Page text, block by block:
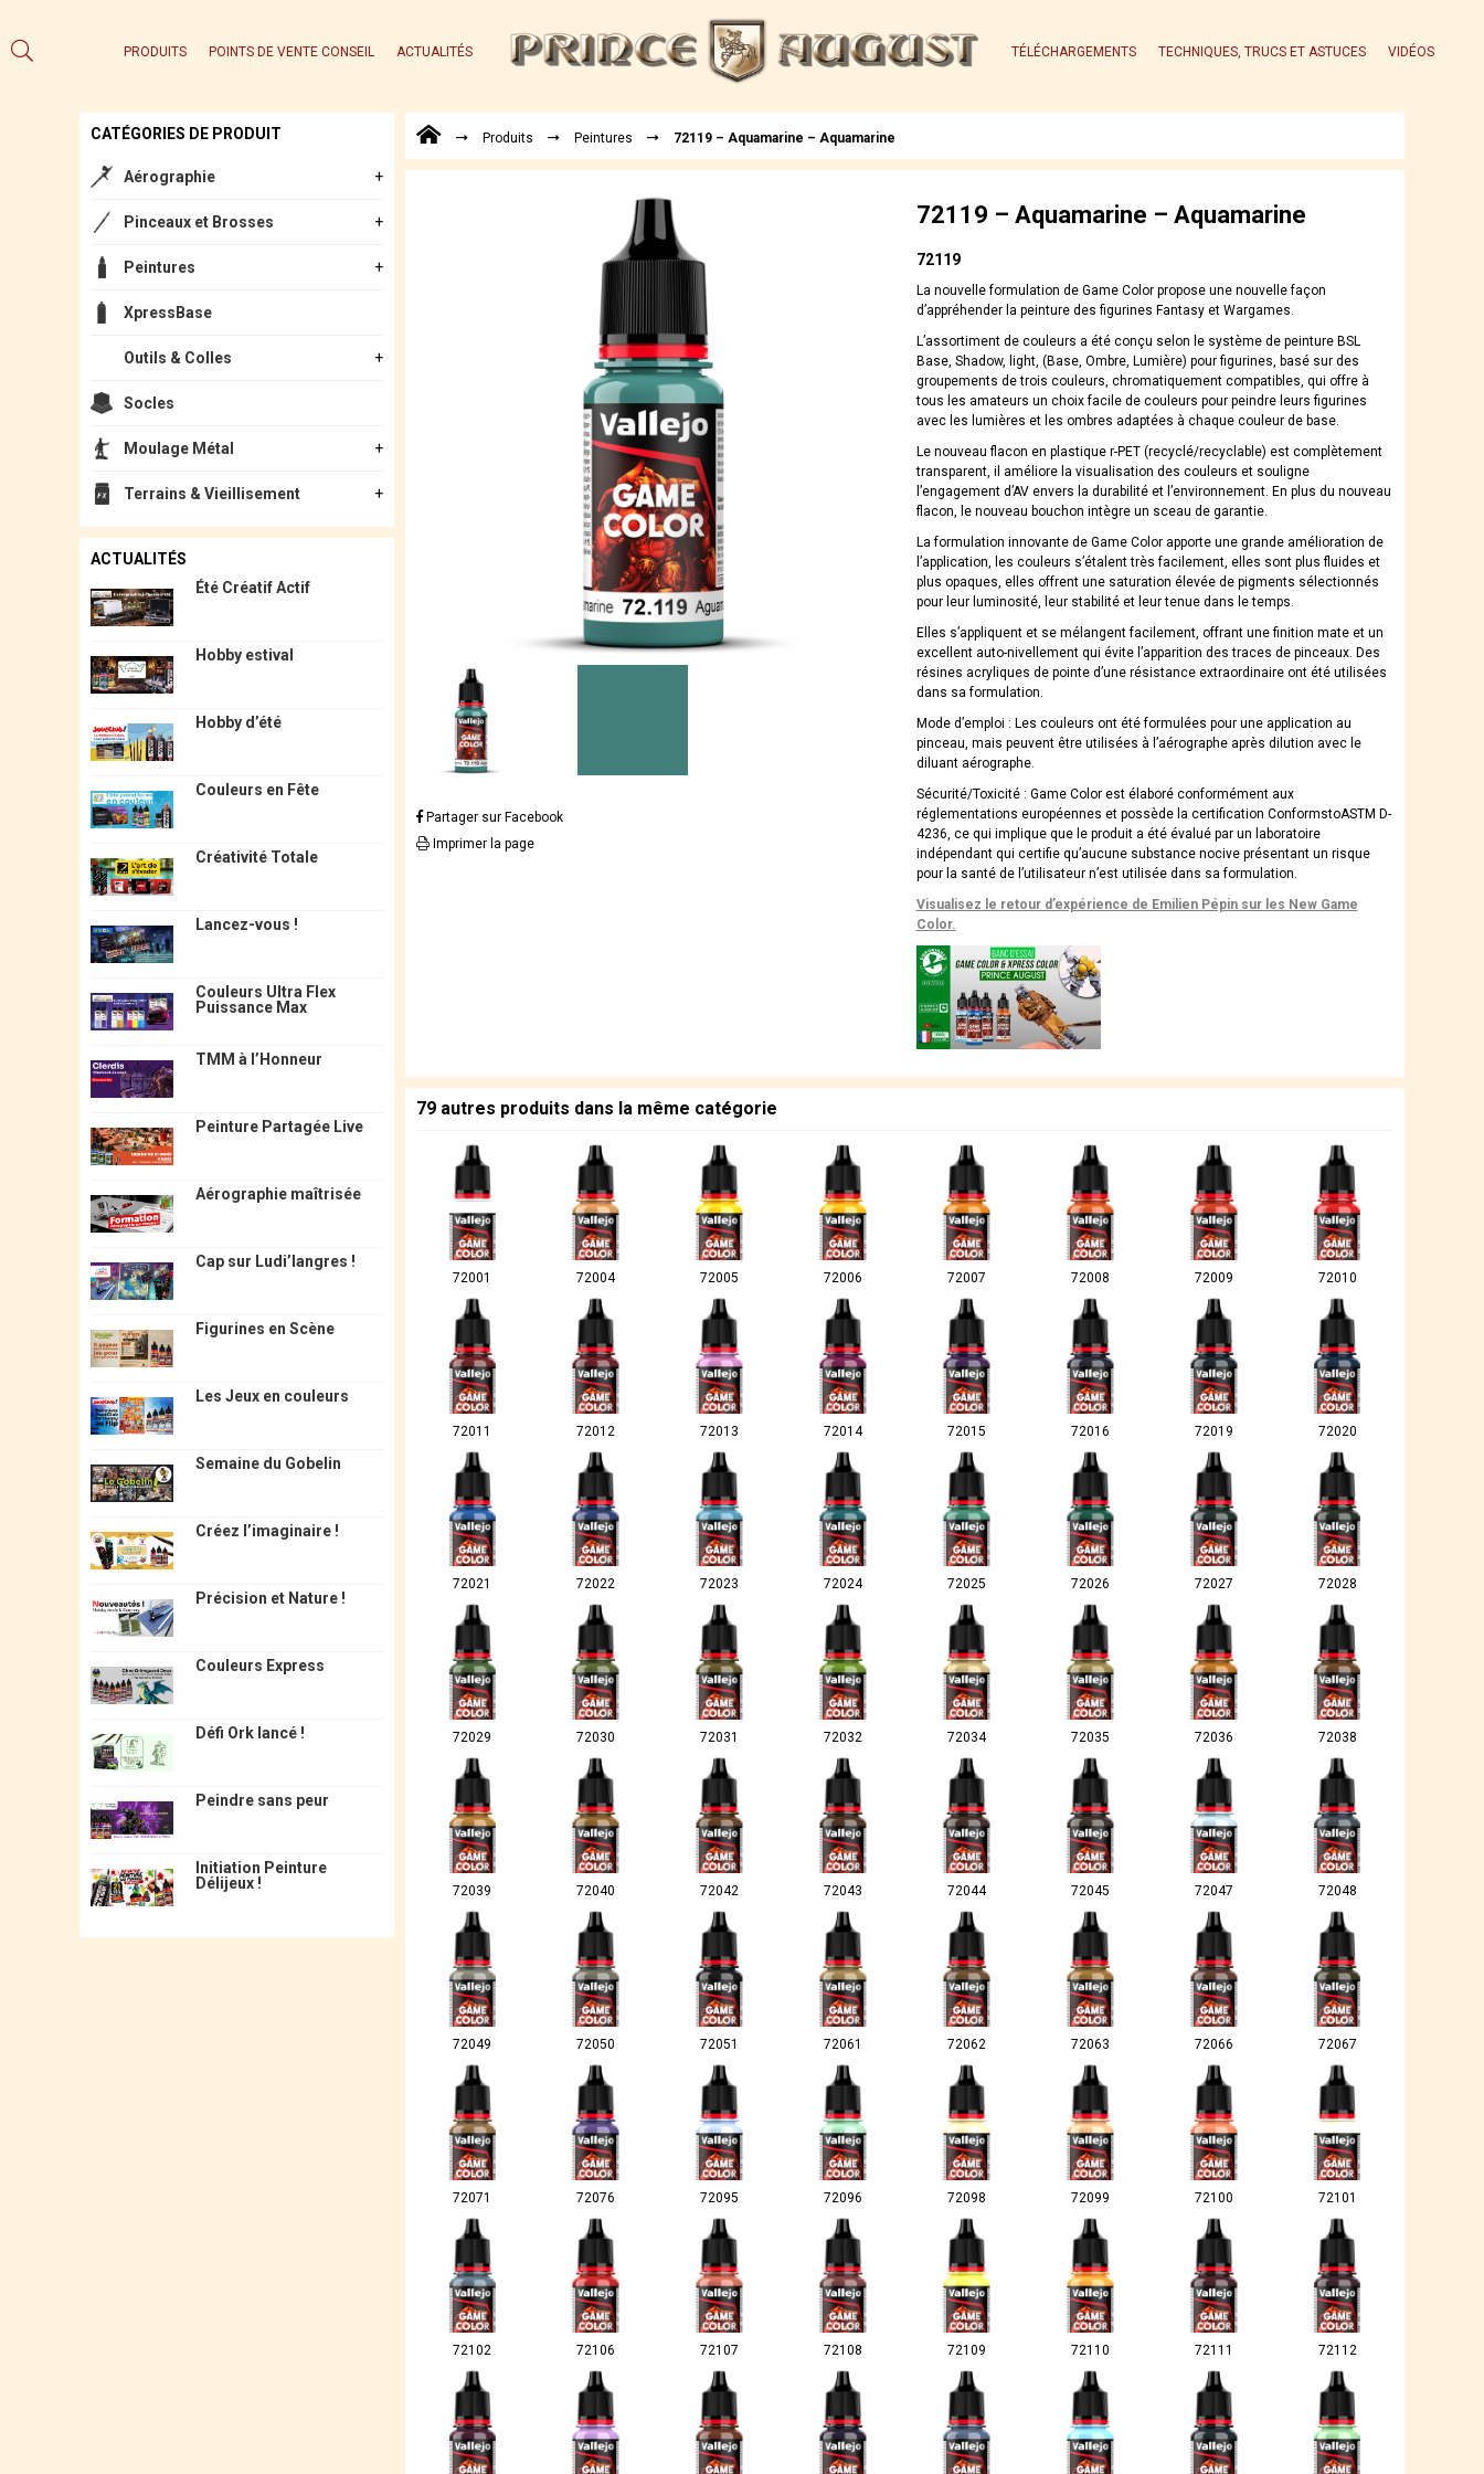
PRODUITS POINTS DE VENTE CONSEIL ACTUALITÉS TÉLÉCHARGEMENTS TECHNIQUES, TRUCS ET ASTUCES VIDÉOS
CATÉGORIES DE PRODUIT
Aérographie
Pinceaux et Brosses
Peintures
XpressBase
Outils & Colles
Socles
Moulage Métal
Terrains & Vieillisement
ACTUALITÉS
Été Créatif Actif
Hobby estival
Hobby d’été
Couleurs en Fête
Créativité Totale
Lancez-vous !
Couleurs Ultra Flex
Puissance Max
TMM à l’Honneur
Peinture Partagée Live
Aérographie maîtrisée
Cap sur Ludi’langres !
Figurines en Scène
Les Jeux en couleurs
Semaine du Gobelin
Créez l’imaginaire !
Précision et Nature !
Couleurs Express
Défi Ork lancé !
Peindre sans peur
Initiation Peinture
Délijeux !
Produits Peintures 72119 – Aquamarine – Aquamarine
Partager sur Facebook
Imprimer la page
72119 – Aquamarine – Aquamarine
72119
La nouvelle formulation de Game Color propose une nouvelle façon
d’appréhender la peinture des figurines Fantasy et Wargames.
L’assortiment de couleurs a été conçu selon le système de peinture BSL
Base, Shadow, light, (Base, Ombre, Lumière) pour figurines, basé sur des
groupements de trois couleurs, chromatiquement compatibles, qui offre à
tous les amateurs un choix facile de couleurs pour peindre leurs figurines
avec les lumières et les ombres adaptées à chaque couleur de base.
Le nouveau flacon en plastique r-PET (recyclé/recyclable) est complètement
transparent, il améliore la visualisation des couleurs et souligne
l’engagement d’AV envers la durabilité et l’environnement. En plus du nouveau
flacon, le nouveau bouchon intègre un sceau de garantie.
La formulation innovante de Game Color apporte une grande amélioration de
l’application, les couleurs s’étalent très facilement, elles sont plus fluides et
plus opaques, elles offrent une saturation élevée de pigments sélectionnés
pour leur luminosité, leur stabilité et leur tenue dans le temps.
Elles s’appliquent et se mélangent facilement, offrant une finition mate et un
excellent auto-nivellement qui évite l’apparition des traces de pinceaux. Des
résines acryliques de pointe d’une résistance extraordinaire ont été utilisées
dans sa formulation.
Mode d’emploi : Les couleurs ont été formulées pour une application au
pinceau, mais peuvent être utilisées à l’aérographe après dilution avec le
diluant aérographe.
Sécurité/Toxicité : Game Color est élaboré conformément aux
réglementations européennes et possède la certification ConformstoASTM D-
4236, ce qui implique que le produit a été évalué par un laboratoire
indépendant qui certifie qu’aucune substance nocive présentant un risque
pour la santé de l’utilisateur n’est utilisée dans sa formulation.
Visualisez le retour d’expérience de Emilien Pépin sur les New Game
Color.
79 autres produits dans la même catégorie
72001 72004 72005 72006 72007 72008 72009 72010
72011 72012 72013 72014 72015 72016 72019 72020
72021 72022 72023 72024 72025 72026 72027 72028
72029 72030 72031 72032 72034 72035 72036 72038
72039 72040 72042 72043 72044 72045 72047 72048
72049 72050 72051 72061 72062 72063 72066 72067
72071 72076 72095 72096 72098 72099 72100 72101
72102 72106 72107 72108 72109 72110 72111 72112